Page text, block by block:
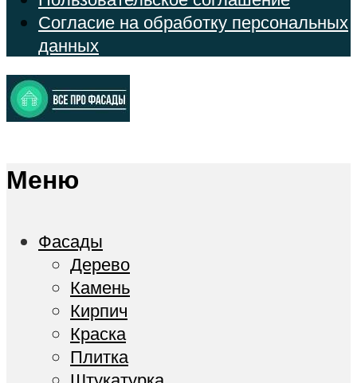
Согласие на обработку персональных
данных
Меню
Фасады
Дерево
Камень
Кирпич
Краска
Плитка